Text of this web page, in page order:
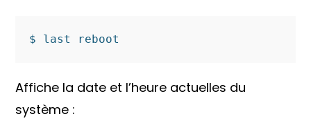
Affiche la date et l’heure actuelles du
système :